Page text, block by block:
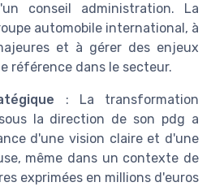
conseil administration. La
automobile international, à
et à gérer des enjeux
référence dans le secteur.
: La transformation
la direction de son pdg a
d'une vision claire et d'une
même dans un contexte de
exprimées en millions d'euros